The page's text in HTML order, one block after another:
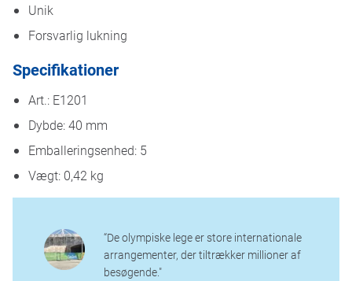
Unik
Forsvarlig lukning
Specifikationer
Art.: E1201
Dybde: 40 mm
Emballeringsenhed: 5
Vægt: 0,42 kg
“De olympiske lege er store internationale
arrangementer, der tiltrækker millioner af
besøgende."